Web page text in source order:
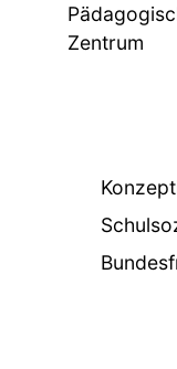
Zentrum